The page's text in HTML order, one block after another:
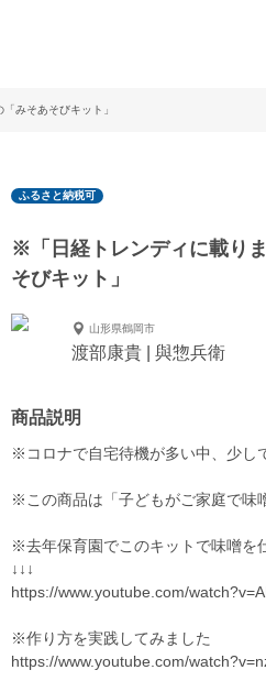
みそあそびキット」
ふるさと納税可
※「日経トレンディに載り
そびキット」
山形県鶴岡市
渡部康貴 | 與惣兵衛
商品説明
※コロナで自宅待機が多い中、少し
※この商品は「子どもがご家庭で味
※去年保育園でこのキットで味噌を
↓↓↓
https://www.youtube.com/
※作り方を実践してみました
https://www.youtube.com/